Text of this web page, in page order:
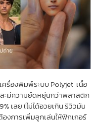
รื่องพิมพ์ระบบ Polyjet เนื้อ
ะมีความยืดหยุ่นกว่าพลาสติก
เลย (ไม่ได้อวยเกิน รีวิวมัน
งการเพิ่มลูกเล่นให้ฟิกเกอร์